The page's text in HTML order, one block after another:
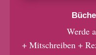
Werde
+ Mitschreiben +